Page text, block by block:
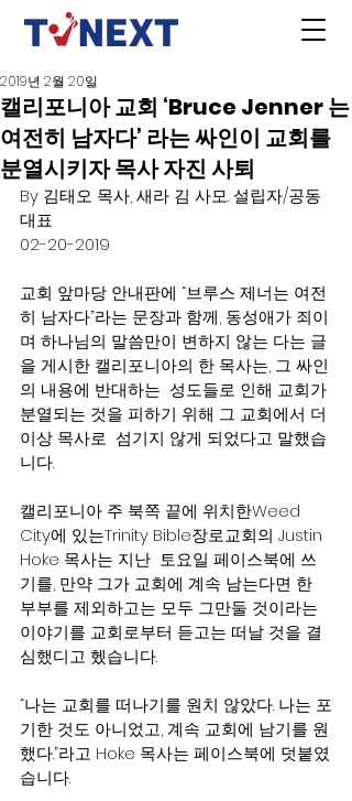
캘리포니아 교회 ‘Bruce Jenner 는
여전히 남자다’ 라는 싸인이 교회를
분열시키자 목사 자진 사퇴
2019년 2월 20일
By 김태오 목사, 새라 김 사모. 설립자/공동
대표
02-20-2019
교회 앞마당 안내판에 “브루스 제너는 여전
히 남자다”라는 문장과 함께, 동성애가 죄이
며 하나님의 말씀만이 변하지 않는 다는 글
을 게시한 캘리포니아의 한 목사는, 그 싸인
의 내용에 반대하는  성도들로 인해 교회가
분열되는 것을 피하기 위해 그 교회에서 더
이상 목사로  섬기지 않게 되었다고 말했습
니다.
캘리포니아 주 북쪽 끝에 위치한Weed
City에 있는Trinity Bible장로교회의 Justin
Hoke 목사는 지난  토요일 페이스북에 쓰
기를, 만약 그가 교회에 계속 남는다면 한
부부를 제외하고는 모두 그만둘 것이라는
이야기를 교회로부터 듣고는 떠날 것을 결
심했디고 헸습니다.
“나는 교회를 떠나기를 원치 않았다. 나는 포
기한 것도 아니었고, 계속 교회에 남기를 원
했다.”라고 Hoke 목사는 페이스북에 덧붙였
습니다.